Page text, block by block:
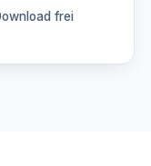
frei